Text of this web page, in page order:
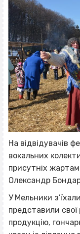
На відвідувачів
вокальних
присутніх
Олександр
У Мельники
представили свої
продукцію,